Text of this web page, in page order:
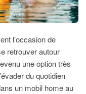
l’occasion de
retrouver autour
une option très
du quotidien
un mobil home au